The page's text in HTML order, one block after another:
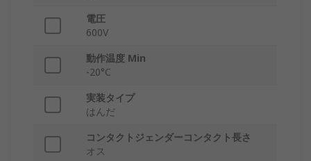
電圧
600V
動作温度 Min
-20°C
実装タイプ
はんだ
コンタクトジェンダーコンタクト長さ
オス